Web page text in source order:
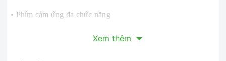
• Phím cảm ứng đa chức năng
• Mặt kính cao cấp chịu nhiệt, chống xước
Xem thêm